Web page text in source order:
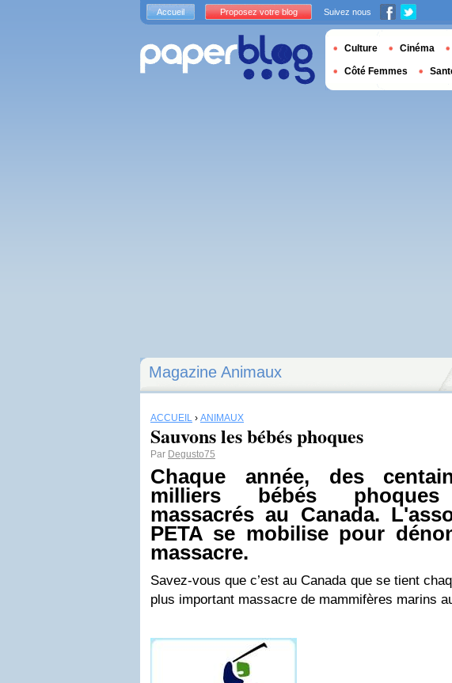
Magazine Animaux
ACCUEIL › ANIMAUX
Sauvons les bébés phoques
Par Degusto75
Chaque année, des
milliers bébés
massacrés au Canada.
PETA se mobilise pour
massacre.
Savez-vous que c’est au Canada que se tient
plus important massacre de mammifères marins
Accueil Proposez votre blog Suivez nous
Culture Cinéma
Côté Femmes